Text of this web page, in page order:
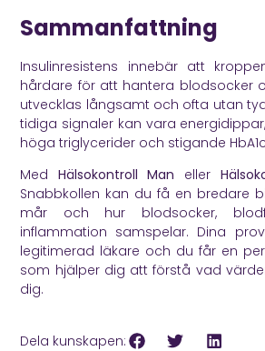
Sammanfattning
Insulinresistens innebär att
hårdare för att hantera blodsocker
utvecklas långsamt och ofta utan
tidiga signaler kan vara
höga triglycerider och stigande
Med Hälsokontroll Man eller
Snabbkollen kan du få en bredare
mår och hur blodsocker,
inflammation samspelar. Dina
legitimerad läkare och du får en
som hjälper dig att förstå vad
dig.
Dela kunskapen: